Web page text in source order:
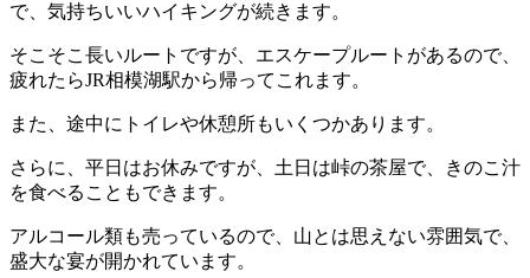
で、気持ちいいハイキングが続きます。
そこそこ長いルートですが、エスケープルートがあるので、
疲れたらJR相模湖駅から帰ってこれます。
また、途中にトイレや休憩所もいくつかあります。
さらに、平日はお休みですが、土日は峠の茶屋で、きのこ汁
を食べることもできます。
アルコール類も売っているので、山とは思えない雰囲気で、
盛大な宴が開かれています。